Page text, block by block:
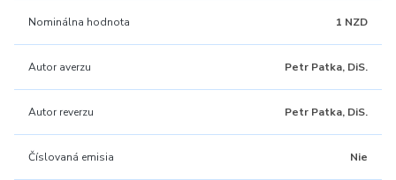
Nominálna hodnota 1 NZD
Autor averzu Petr Patka, DiS.
Autor reverzu Petr Patka, DiS.
Číslovaná emisia Nie